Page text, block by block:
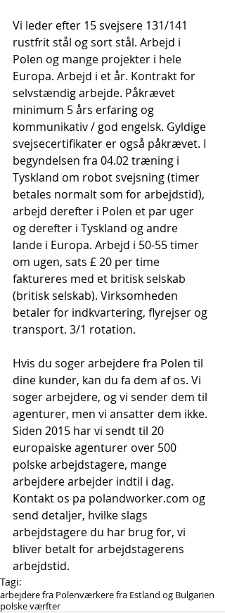
Vi leder efter 15 svejsere 131/141
rustfrit stål og sort stål. Arbejd i
Polen og mange projekter i hele
Europa. Arbejd i et år. Kontrakt for
selvstændig arbejde. Påkrævet
minimum 5 års erfaring og
kommunikativ / god engelsk. Gyldige
svejsecertifikater er også påkrævet. I
begyndelsen fra 04.02 træning i
Tyskland om robot svejsning (timer
betales normalt som for arbejdstid),
arbejd derefter i Polen et par uger
og derefter i Tyskland og andre
lande i Europa. Arbejd i 50-55 timer
om ugen, sats £ 20 per time
faktureres med et britisk selskab
(britisk selskab). Virksomheden
betaler for indkvartering, flyrejser og
transport. 3/1 rotation.
Hvis du soger arbejdere fra Polen til
dine kunder, kan du fa dem af os. Vi
soger arbejdere, og vi sender dem til
agenturer, men vi ansatter dem ikke.
Siden 2015 har vi sendt til 20
europaiske agenturer over 500
polske arbejdstagere, mange
arbejdere arbejder indtil i dag.
Kontakt os pa polandworker.com og
send detaljer, hvilke slags
arbejdstagere du har brug for, vi
bliver betalt for arbejdstagerens
arbejdstid.
Tagi:
arbejdere fra Polenværkere fra Estland og Bulgarien
polske værfter